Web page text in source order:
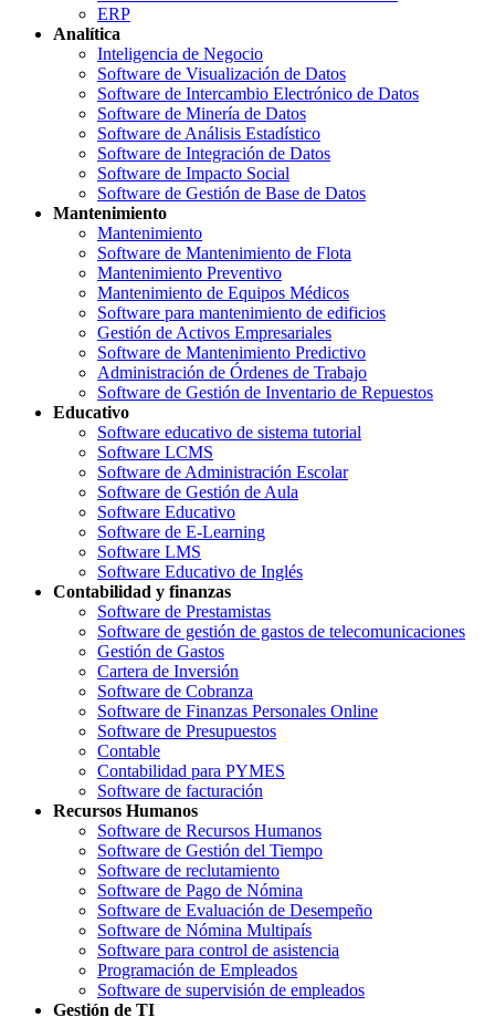
ERP
Analítica
Inteligencia de Negocio
Software de Visualización de Datos
Software de Intercambio Electrónico de Datos
Software de Minería de Datos
Software de Análisis Estadístico
Software de Integración de Datos
Software de Impacto Social
Software de Gestión de Base de Datos
Mantenimiento
Mantenimiento
Software de Mantenimiento de Flota
Mantenimiento Preventivo
Mantenimiento de Equipos Médicos
Software para mantenimiento de edificios
Gestión de Activos Empresariales
Software de Mantenimiento Predictivo
Administración de Órdenes de Trabajo
Software de Gestión de Inventario de Repuestos
Educativo
Software educativo de sistema tutorial
Software LCMS
Software de Administración Escolar
Software de Gestión de Aula
Software Educativo
Software de E-Learning
Software LMS
Software Educativo de Inglés
Contabilidad y finanzas
Software de Prestamistas
Software de gestión de gastos de telecomunicaciones
Gestión de Gastos
Cartera de Inversión
Software de Cobranza
Software de Finanzas Personales Online
Software de Presupuestos
Contable
Contabilidad para PYMES
Software de facturación
Recursos Humanos
Software de Recursos Humanos
Software de Gestión del Tiempo
Software de reclutamiento
Software de Pago de Nómina
Software de Evaluación de Desempeño
Software de Nómina Multipaís
Software para control de asistencia
Programación de Empleados
Software de supervisión de empleados
Gestión de TI